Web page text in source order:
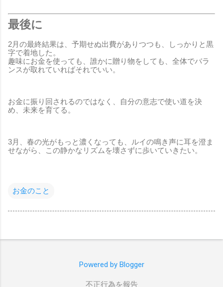
最後に
2月の最終結果は、予期せぬ出費がありつつも、しっかりと黒
字で着地した。
趣味にお金を使っても、誰かに贈り物をしても、全体でバラ
ンスが取れていればそれでいい。
お金に振り回されるのではなく、自分の意志で使い道を決
め、未来を育てる。
3月、春の光がもっと濃くなっても、ルイの鳴き声に耳を澄ま
せながら、この静かなリズムを壊さずに歩いていきたい。
お金のこと
Powered by Blogger
不正行為を報告